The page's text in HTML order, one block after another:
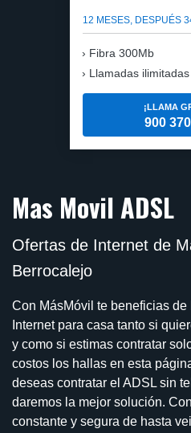
12 MESES, DESPUÉS
Fibra 300Mb
Llamadas
¡LLAMA
900
Mas Movil ADSL
Ofertas de Internet de
Berrocalejo
Con MásMóvil te beneficias
Internet para casa tanto si
y como si estimas contratar
costos los hallas en esta
deseas contratar el ADSL sin
daremos la mejor solución.
constante y segura de hasta